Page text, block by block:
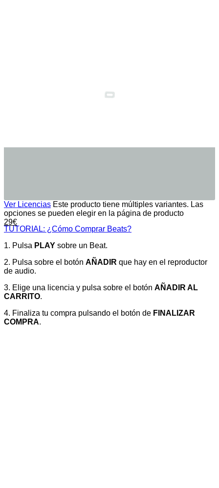
Ver Licencias Este producto tiene múltiples variantes. Las
opciones se pueden elegir en la página de producto
29€
TUTORIAL: ¿Cómo Comprar Beats?
1. Pulsa PLAY sobre un Beat.
2. Pulsa sobre el botón AÑADIR que hay en el reproductor
de audio.
3. Elige una licencia y pulsa sobre el botón AÑADIR AL
CARRITO.
4. Finaliza tu compra pulsando el botón de FINALIZAR
COMPRA.